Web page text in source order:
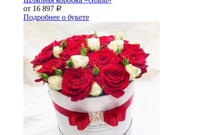
от 16 897 Р
Подробнее о букете